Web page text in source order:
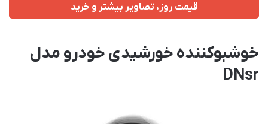
قیمت روز، تصاویر بیشتر و خرید
خوشبوکننده خورشیدی خودرو مدل
DNsr